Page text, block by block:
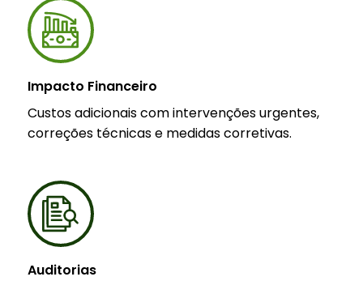
Impacto Financeiro
Custos adicionais com intervenções urgentes,
correções técnicas e medidas corretivas.
Auditorias